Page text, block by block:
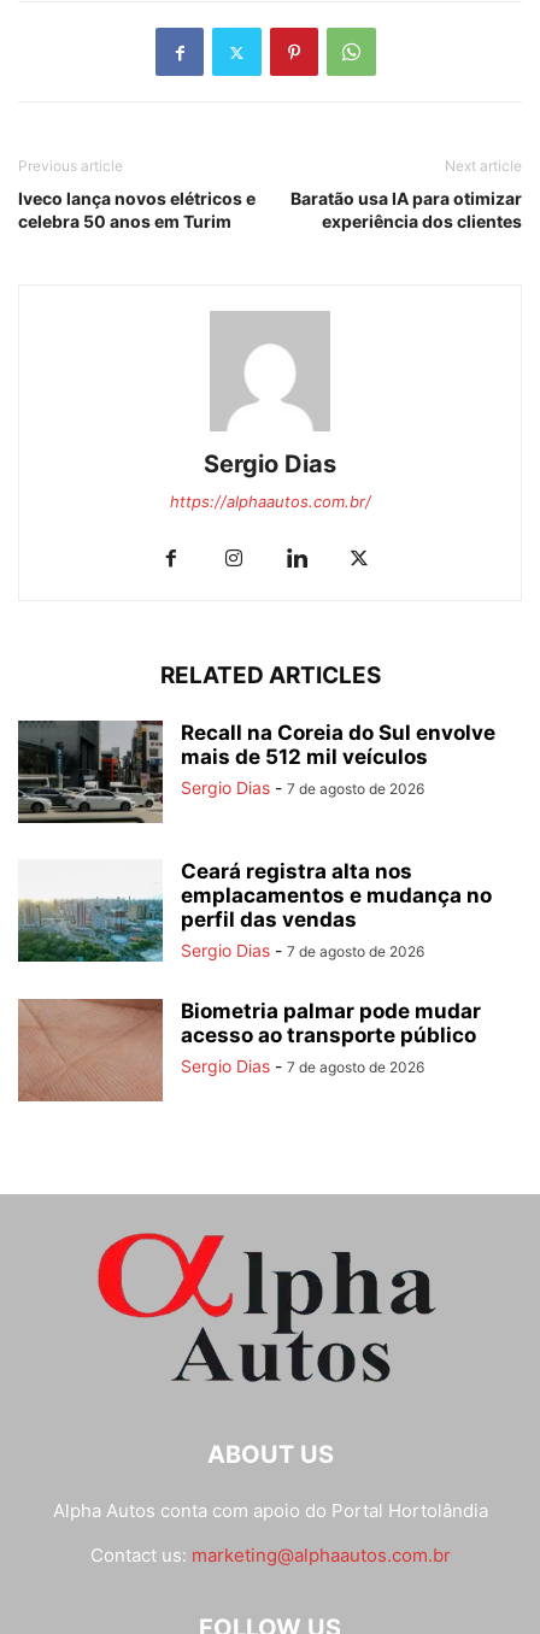
Previous article
Iveco lança novos elétricos e
celebra 50 anos em Turim
Next article
Baratão usa IA para otimizar
experiência dos clientes
Sergio Dias
https://alphaautos.com.br/
RELATED ARTICLES
Recall na Coreia do Sul envolve
mais de 512 mil veículos
Sergio Dias - 7 de agosto de 2026
Ceará registra alta nos
emplacamentos e mudança no
perfil das vendas
Sergio Dias - 7 de agosto de 2026
Biometria palmar pode mudar
acesso ao transporte público
Sergio Dias - 7 de agosto de 2026
ABOUT US
Alpha Autos conta com apoio do Portal Hortolândia
Contact us: marketing@alphaautos.com.br